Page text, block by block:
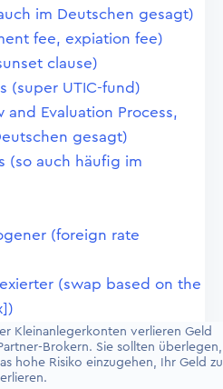
im Deutschen gesagt)
fee, expiation fee)
clause)
(super UTIC-fund)
and Evaluation Process,
gesagt)
(so auch häufig im
(foreign rate
(swap based on the
(coupon swap)
go-round contracts in
forward exchange)
Kleinanlegerkonten verlieren Geld
Brokern. Sie sollten überlegen,
hohe Risiko einzugehen, Ihr Geld zu